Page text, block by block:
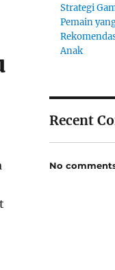
Strategi
Pemain
Anak
Recent
No